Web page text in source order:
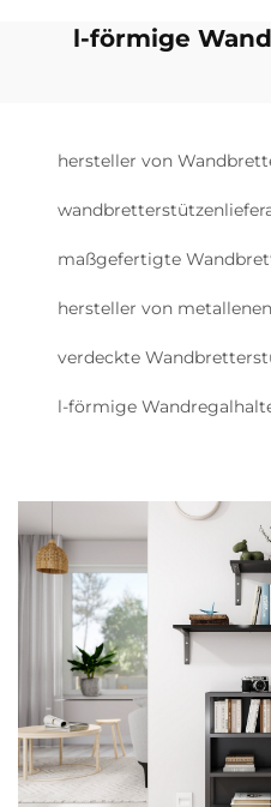
l-förmige
hersteller von
maßgefertigte
hersteller von
verdeckte
l-förmige